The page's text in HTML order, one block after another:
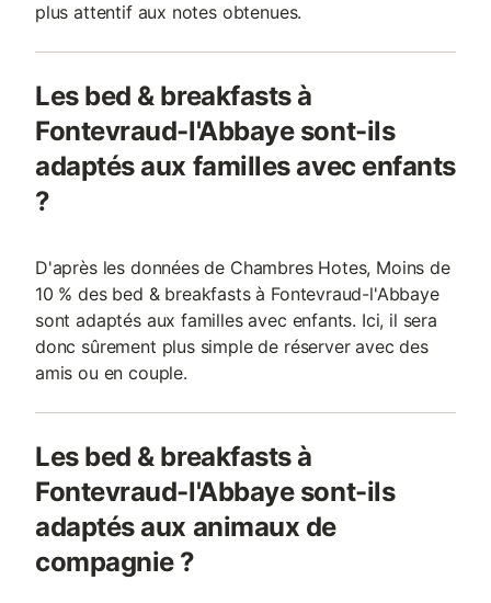
plus attentif aux notes obtenues.
Les bed & breakfasts à
Fontevraud-l'Abbaye sont-ils
adaptés aux familles avec enfants
?
D'après les données de Chambres Hotes, Moins de
10 % des bed & breakfasts à Fontevraud-l'Abbaye
sont adaptés aux familles avec enfants. Ici, il sera
donc sûrement plus simple de réserver avec des
amis ou en couple.
Les bed & breakfasts à
Fontevraud-l'Abbaye sont-ils
adaptés aux animaux de
compagnie ?